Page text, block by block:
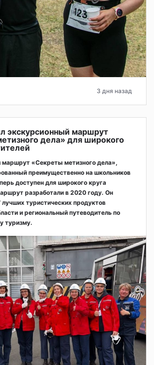
3 дня назад
экскурсионный маршрут
дела» для широкого
маршрут «Секреты метизного дела»,
преимущественно на школьников
доступен для широкого круга
разработали в 2020 году. Он
лучших туристических продуктов
и региональный путеводитель по
туризму.